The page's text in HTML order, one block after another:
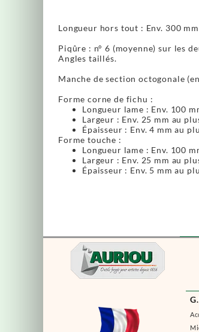
Longueur hors tout : Env. 300
Piqûre : n° 6 (moyenne) sur les
Angles taillés.
Manche de section octogonale
Forme corne de fichu :
Longueur lame : Env. 100
Largeur : Env. 25 mm au
Épaisseur : Env. 4 mm au
Forme touche :
Longueur lame : Env. 100
Largeur : Env. 25 mm au
Épaisseur : Env. 5 mm au